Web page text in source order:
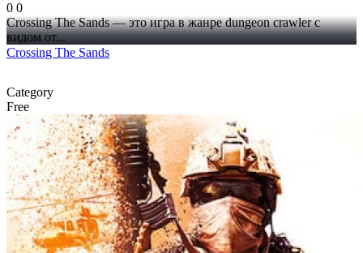
0 0
Crossing The Sands — это игра в жанре dungeon crawler с
видом от...
Crossing The Sands
Category
Free